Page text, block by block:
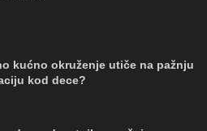
kućno okruženje utiče na pažnju
kod dece?